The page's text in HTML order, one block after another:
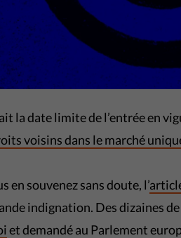
la date limite de l’entrée en
voisins dans le marché
en souvenez sans doute, l’
indignation. Des dizaines
et demandé au Parlement